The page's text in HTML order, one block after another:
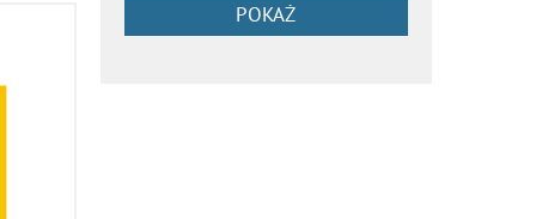
POKAŻ